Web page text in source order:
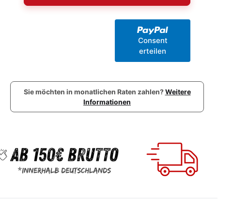
Consent
erteilen
Sie möchten in monatlichen Raten zahlen?Weitere
Informationen